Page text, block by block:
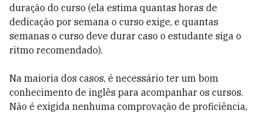
duração do curso (ela estima quantas horas de
dedicação por semana o curso exige, e quantas
semanas o curso deve durar caso o estudante siga o
ritmo recomendado).
Na maioria dos casos, é necessário ter um bom
conhecimento de inglês para acompanhar os cursos.
Não é exigida nenhuma comprovação de proficiência,